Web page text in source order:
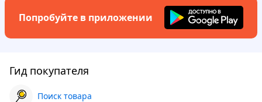
Попробуйте в приложении
Гид покупателя
Поиск товара